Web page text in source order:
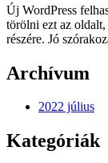
Új WordPress
törölni ezt az
részére. Jó
Archívum
2022 július
Kategóriák